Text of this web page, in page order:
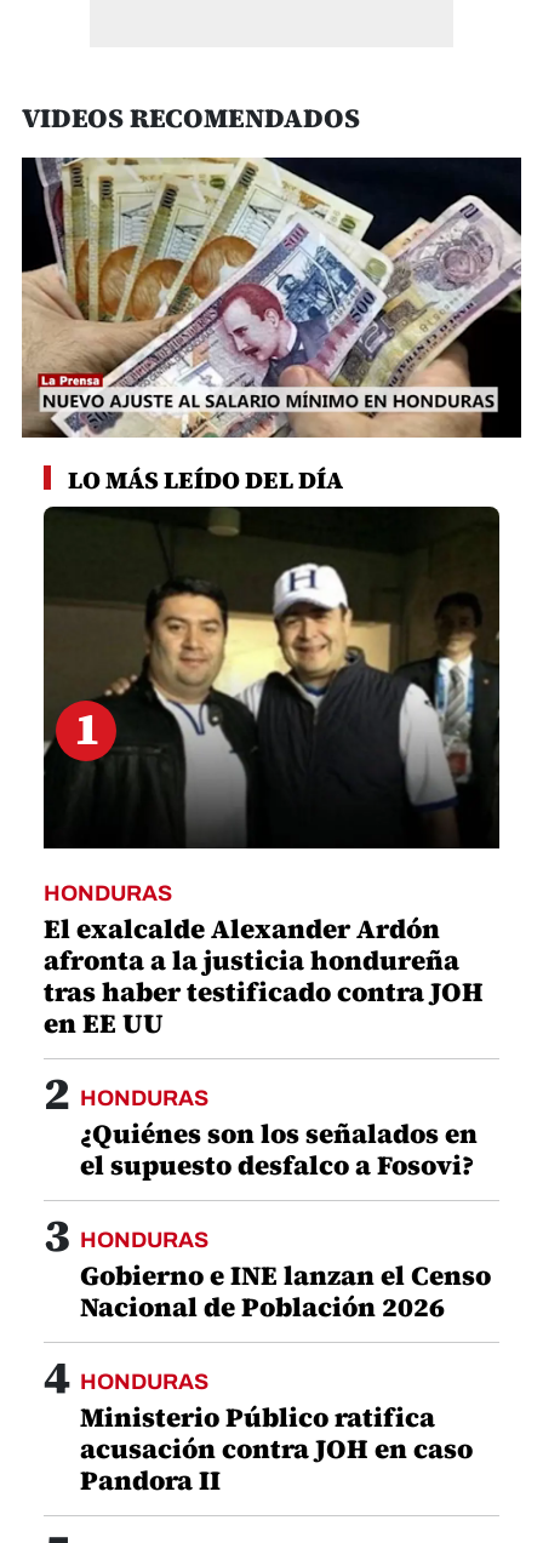
VIDEOS RECOMENDADOS
secondsLO MÁS LEÍDO DEL DÍA
1
HONDURAS
El exalcalde Alexander Ardón
afronta a la justicia hondureña
tras haber testificado contra JOH
en EE UU
2 HONDURAS
¿Quiénes son los señalados en
el supuesto desfalco a Fosovi?
3 HONDURAS
Gobierno e INE lanzan el Censo
Nacional de Población 2026
4 HONDURAS
Ministerio Público ratifica
acusación contra JOH en caso
Pandora II